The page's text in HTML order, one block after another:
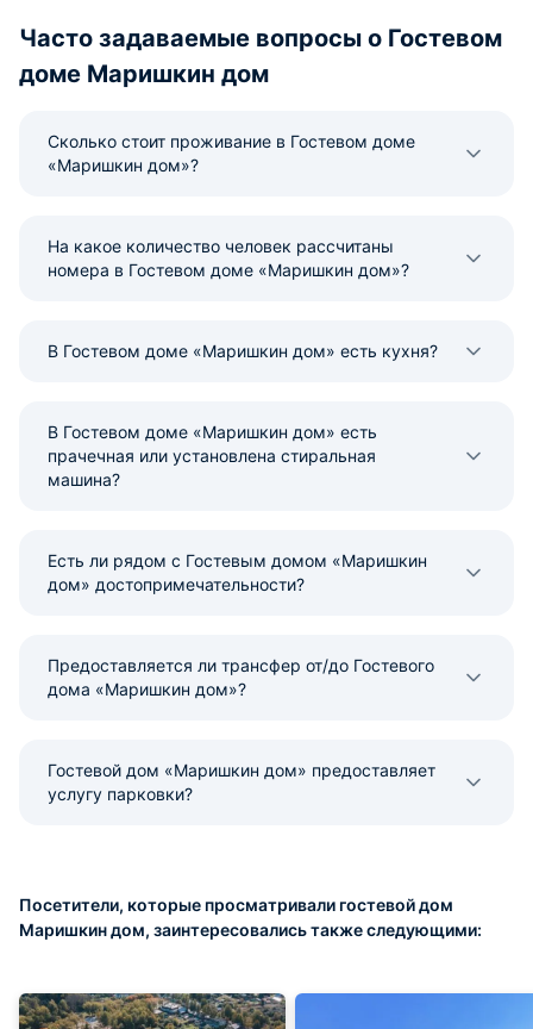
Часто задаваемые вопросы о Гостевом
доме Маришкин дом
Сколько стоит проживание в Гостевом доме
«Маришкин дом»?
На какое количество человек рассчитаны
номера в Гостевом доме «Маришкин дом»?
В Гостевом доме «Маришкин дом» есть кухня?
В Гостевом доме «Маришкин дом» есть
прачечная или установлена стиральная
машина?
Есть ли рядом с Гостевым домом «Маришкин
дом» достопримечательности?
Предоставляется ли трансфер от/до Гостевого
дома «Маришкин дом»?
Гостевой дом «Маришкин дом» предоставляет
услугу парковки?
Посетители, которые просматривали гостевой дом
Маришкин дом, заинтересовались также следующими: